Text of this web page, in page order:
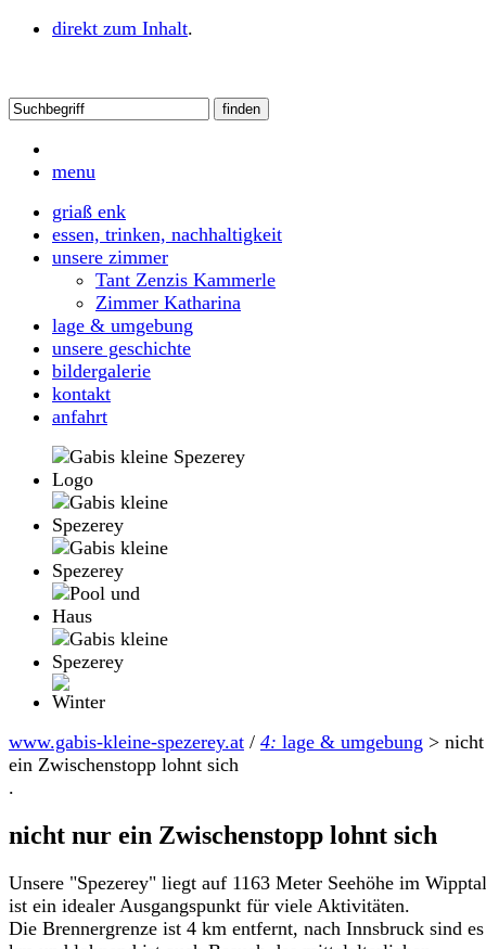
direkt zum Inhalt.
menu
griaß enk
essen, trinken, nachhaltigkeit
unsere zimmer
Tant Zenzis Kammerle
Zimmer Katharina
lage & umgebung
unsere geschichte
bildergalerie
kontakt
anfahrt
www.gabis-kleine-spezerey.at / 4: lage & umgebung >
ein Zwischenstopp lohnt sich
.
nicht nur ein Zwischenstopp lohnt sich
Unsere "Spezerey" liegt auf 1163 Meter Seehöhe im
ist ein idealer Ausgangspunkt für viele Aktivitäten.
Die Brennergrenze ist 4 km entfernt, nach Innsbruck sind